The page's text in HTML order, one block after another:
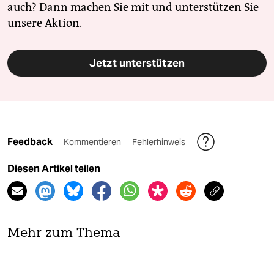
auch? Dann machen Sie mit und unterstützen Sie
unsere Aktion.
Jetzt unterstützen
Feedback Kommentieren Fehlerhinweis
Diesen Artikel teilen
Mehr zum Thema